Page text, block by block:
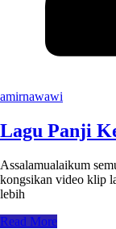
amirnawawi
Lagu Panji
Assalamualaikum
kongsikan video klip
lebih
Read More